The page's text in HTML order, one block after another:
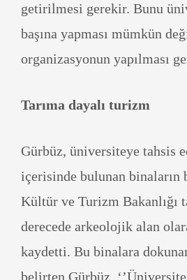
getirilmesi gerekir. Bunu
başına yapması mümkün
organizasyonun yapılması
Tarıma dayalı turizm
Gürbüz, üniversiteye tahsis
içerisinde bulunan binaların
Kültür ve Turizm Bakanlığı
derecede arkeolojik alan
kaydetti. Bu binalara
belirten Gürbüz,